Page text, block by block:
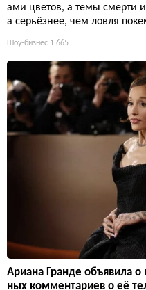
ами цветов, а темы смерти
а серьёзнее, чем ловля
Шоу-бизнес 1 665
Ариана Гранде объявила о
ных комментариев о её